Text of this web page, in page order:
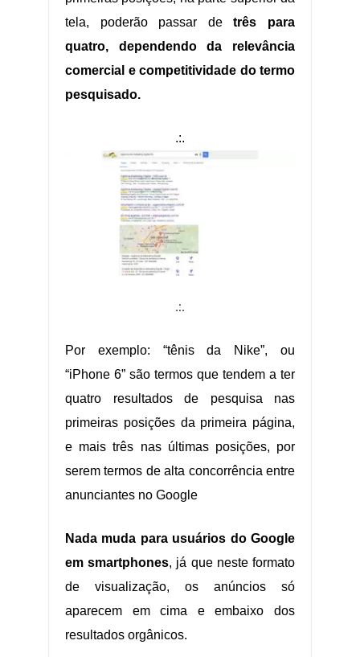
tela, poderão passar detrês para
quatro, dependendo da relevância
comercial e competitividade do termo
pesquisado.
.:.
.:.
Por exemplo: “tênis da Nike”, ou
“iPhone 6” são termos que tendem a ter
quatro resultados de pesquisa nas
primeiras posições da primeira página,
e mais três nas últimas posições, por
serem termos de alta concorrência entre
anunciantes no Google
Nada muda para usuários do Google
em smartphones, já que neste formato
de visualização, os anúncios só
aparecem em cima e embaixo dos
resultados orgânicos.